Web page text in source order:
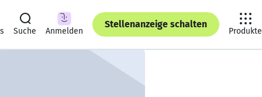
Suche Anmelden
Stellenanzeige schalten
Produkte